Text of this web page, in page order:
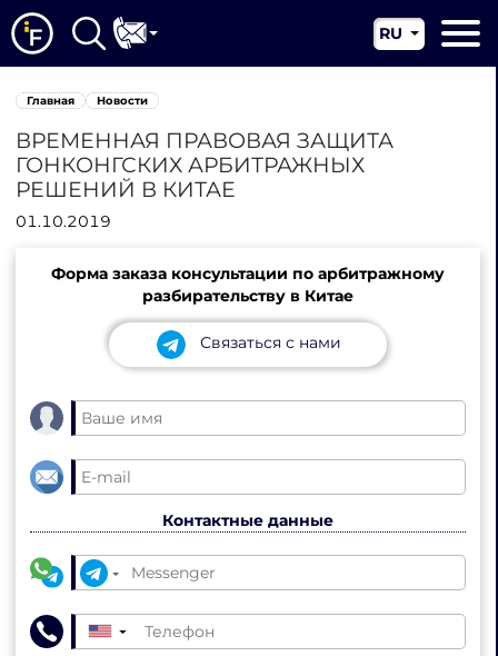
О нас
Наши услуги
Юрисдикции
Контакты
RU
EN
Главная Новости
ВРЕМЕННАЯ ПРАВОВАЯ ЗАЩИТА
ГОНКОНГСКИХ АРБИТРАЖНЫХ
РЕШЕНИЙ В КИТАЕ
01.10.2019
Форма заказа консультации по арбитражному
разбирательству в Китае
Связаться с нами
Контактные данные
▼